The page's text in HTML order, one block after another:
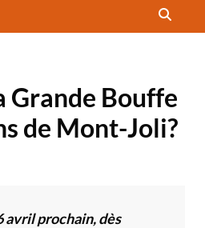
Grande Bouffe
de Mont-Joli?
avril prochain, dès